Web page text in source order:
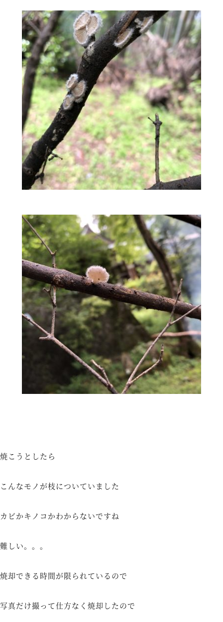
焼こうとしたら
こんなモノが枝についていました
カビかキノコかわからないですね
難しい。。。
焼却できる時間が限られているので
写真だけ撮って仕方なく焼却したので